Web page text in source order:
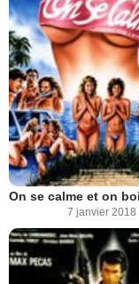
7 janvier 2018